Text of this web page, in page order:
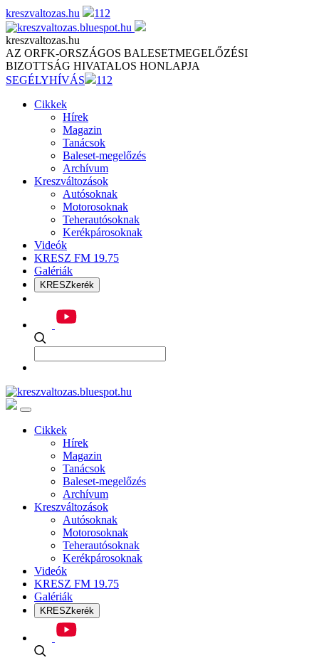
Skip
to
content
kreszvaltozas.hu 112
kreszvaltozas.hu
AZ ORFK-ORSZÁGOS BALESETMEGELŐZÉSI
BIZOTTSÁG HIVATALOS HONLAPJA
SEGÉLYHÍVÁS
112
Cikkek
Hírek
Magazin
Tanácsok
Baleset-megelőzés
Archívum
Kreszváltozások
Autósoknak
Motorosoknak
Teherautósoknak
Kerékpárosoknak
Videók
KRESZ FM 19.75
Galériák
KRESZkerék
Cikkek
Hírek
Magazin
Tanácsok
Baleset-megelőzés
Archívum
Kreszváltozások
Autósoknak
Motorosoknak
Teherautósoknak
Kerékpárosoknak
Videók
KRESZ FM 19.75
Galériák
KRESZkerék